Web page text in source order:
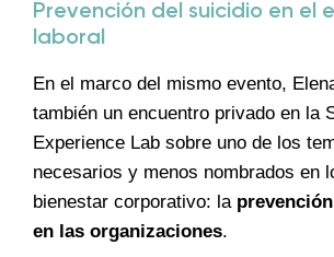
Prevención del suicidio en el
laboral
En el marco del mismo evento,
también un encuentro privado en la
Experience Lab sobre uno de los
necesarios y menos nombrados en
bienestar corporativo: la
en las organizaciones.